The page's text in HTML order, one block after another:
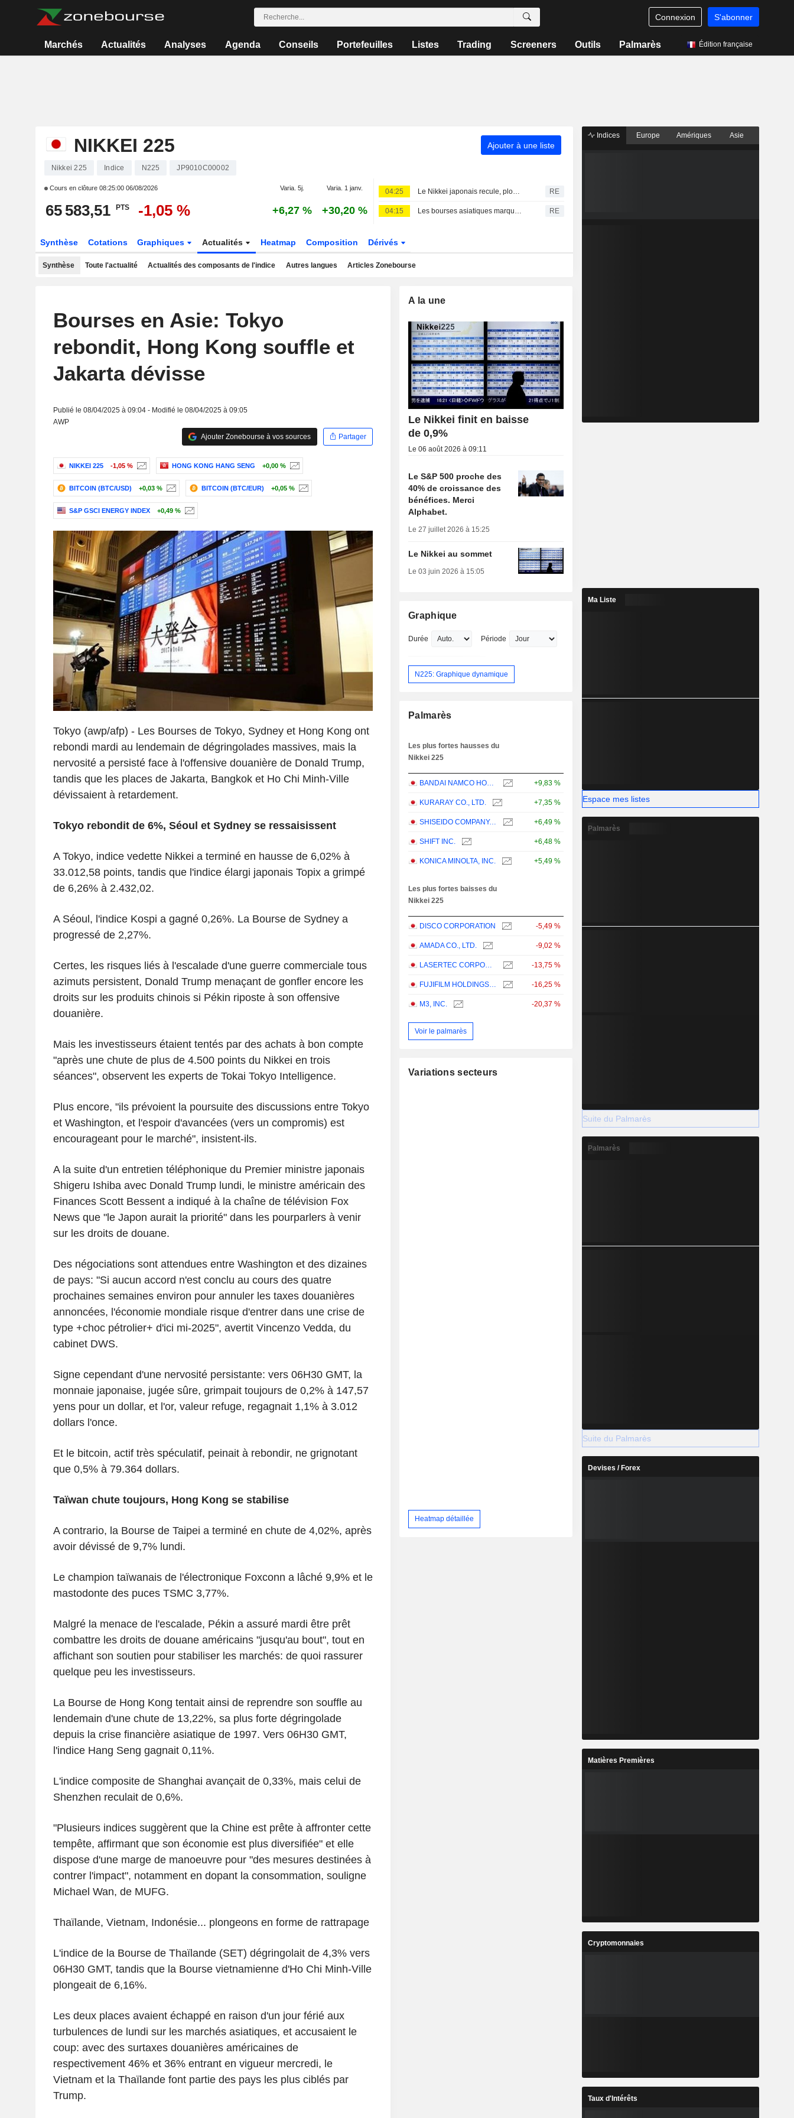
Connexion S'abonner
Marchés Actualités Analyses Agenda Conseils Portefeuilles Listes Trading Screeners Outils Palmarès Édition française
NIKKEI 225 Ajouter à une liste
Nikkei 225 Indice N225 JP9010C00002
Cours en clôture 08:25:00 06/08/2026 Varia. 5j. Varia. 1 janv.
65 583,51 PTS -1,05 % +6,27 % +30,20 %
04:25 Le Nikkei japonais recule, plombé par les valeurs liées à l'intelligence artificielle RE
04:15 Les bourses asiatiques marquent une pause avant l'emploi américain, le pétrole progresse face aux risques au Moyen-Orient RE
Synthèse Cotations Graphiques Actualités Heatmap Composition Dérivés
Synthèse Toute l'actualité Actualités des composants de l'indice Autres langues Articles Zonebourse
Bourses en Asie: Tokyo
rebondit, Hong Kong souffle et
Jakarta dévisse
Publié le 08/04/2025 à 09:04 - Modifié le 08/04/2025 à 09:05
AWP
Ajouter Zonebourse à vos sources
Partager
NIKKEI 225 -1,05 % HONG KONG HANG SENG +0,00 %
BITCOIN (BTC/USD) +0,03 % BITCOIN (BTC/EUR) +0,05 %
S&P GSCI ENERGY INDEX +0,49 %
Tokyo (awp/afp) - Les Bourses de Tokyo, Sydney et Hong Kong ont
rebondi mardi au lendemain de dégringolades massives, mais la
nervosité a persisté face à l'offensive douanière de Donald Trump,
tandis que les places de Jakarta, Bangkok et Ho Chi Minh-Ville
dévissaient à retardement.
Tokyo rebondit de 6%, Séoul et Sydney se ressaisissent
A Tokyo, indice vedette Nikkei a terminé en hausse de 6,02% à
33.012,58 points, tandis que l'indice élargi japonais Topix a grimpé
de 6,26% à 2.432,02.
A Séoul, l'indice Kospi a gagné 0,26%. La Bourse de Sydney a
progressé de 2,27%.
Certes, les risques liés à l'escalade d'une guerre commerciale tous
azimuts persistent, Donald Trump menaçant de gonfler encore les
droits sur les produits chinois si Pékin riposte à son offensive
douanière.
Mais les investisseurs étaient tentés par des achats à bon compte
"après une chute de plus de 4.500 points du Nikkei en trois
séances", observent les experts de Tokai Tokyo Intelligence.
Plus encore, "ils prévoient la poursuite des discussions entre Tokyo
et Washington, et l'espoir d'avancées (vers un compromis) est
encourageant pour le marché", insistent-ils.
A la suite d'un entretien téléphonique du Premier ministre japonais
Shigeru Ishiba avec Donald Trump lundi, le ministre américain des
Finances Scott Bessent a indiqué à la chaîne de télévision Fox
News que "le Japon aurait la priorité" dans les pourparlers à venir
sur les droits de douane.
Des négociations sont attendues entre Washington et des dizaines
de pays: "Si aucun accord n'est conclu au cours des quatre
prochaines semaines environ pour annuler les taxes douanières
annoncées, l'économie mondiale risque d'entrer dans une crise de
type +choc pétrolier+ d'ici mi-2025", avertit Vincenzo Vedda, du
cabinet DWS.
Signe cependant d'une nervosité persistante: vers 06H30 GMT, la
monnaie japonaise, jugée sûre, grimpait toujours de 0,2% à 147,57
yens pour un dollar, et l'or, valeur refuge, regagnait 1,1% à 3.012
dollars l'once.
Et le bitcoin, actif très spéculatif, peinait à rebondir, ne grignotant
que 0,5% à 79.364 dollars.
Taïwan chute toujours, Hong Kong se stabilise
A contrario, la Bourse de Taipei a terminé en chute de 4,02%, après
avoir dévissé de 9,7% lundi.
Le champion taïwanais de l'électronique Foxconn a lâché 9,9% et le
mastodonte des puces TSMC 3,77%.
Malgré la menace de l'escalade, Pékin a assuré mardi être prêt
combattre les droits de douane américains "jusqu'au bout", tout en
affichant son soutien pour stabiliser les marchés: de quoi rassurer
quelque peu les investisseurs.
La Bourse de Hong Kong tentait ainsi de reprendre son souffle au
lendemain d'une chute de 13,22%, sa plus forte dégringolade
depuis la crise financière asiatique de 1997. Vers 06H30 GMT,
l'indice Hang Seng gagnait 0,11%.
L'indice composite de Shanghai avançait de 0,33%, mais celui de
Shenzhen reculait de 0,6%.
"Plusieurs indices suggèrent que la Chine est prête à affronter cette
tempête, affirmant que son économie est plus diversifiée" et elle
dispose d'une marge de manoeuvre pour "des mesures destinées à
contrer l'impact", notamment en dopant la consommation, souligne
Michael Wan, de MUFG.
Thaïlande, Vietnam, Indonésie... plongeons en forme de rattrapage
L'indice de la Bourse de Thaïlande (SET) dégringolait de 4,3% vers
06H30 GMT, tandis que la Bourse vietnamienne d'Ho Chi Minh-Ville
plongeait de 6,16%.
Les deux places avaient échappé en raison d'un jour férié aux
turbulences de lundi sur les marchés asiatiques, et accusaient le
coup: avec des surtaxes douanières américaines de
respectivement 46% et 36% entrant en vigueur mercredi, le
Vietnam et la Thaïlande font partie des pays les plus ciblés par
Trump.
A la une
Le Nikkei finit en baisse
de 0,9%
Le 06 août 2026 à 09:11
Le S&P 500 proche des
40% de croissance des
bénéfices. Merci
Alphabet.
Le 27 juillet 2026 à 15:25
Le Nikkei au sommet
Le 03 juin 2026 à 15:05
Graphique
Durée Période
N225: Graphique dynamique
Palmarès
Les plus fortes hausses du
Nikkei 225
BANDAI NAMCO HOLDINGS INC. +9,83 %
KURARAY CO., LTD. +7,35 %
SHISEIDO COMPANY, LIMITED +6,49 %
SHIFT INC. +6,48 %
KONICA MINOLTA, INC. +5,49 %
Les plus fortes baisses du
Nikkei 225
DISCO CORPORATION -5,49 %
AMADA CO., LTD. -9,02 %
LASERTEC CORPORATION -13,75 %
FUJIFILM HOLDINGS CORPORATION -16,25 %
M3, INC. -20,37 %
Voir le palmarès
Variations secteurs
Heatmap détaillée
Indices Europe Amériques Asie
Ma Liste
Espace mes listes
Palmarès
Suite du Palmarès
Palmarès
Suite du Palmarès
Devises / Forex
Matières Premières
Cryptomonnaies
Taux d'Intérêts